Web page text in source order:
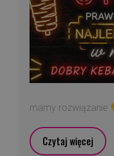
mamy rozwiązanie
Czytaj więcej